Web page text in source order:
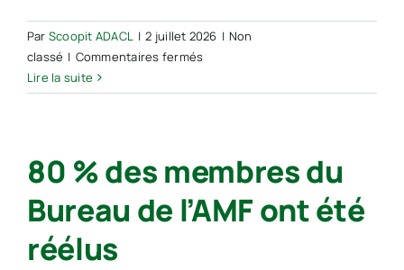
Par Scoopit ADACL | 2 juillet 2026 | Non
classé | Commentaires ferméssur
des
:
Présidence,
Bureau
Lire la suite
80 % des membres du
Bureau de l’AMF ont été
réélus